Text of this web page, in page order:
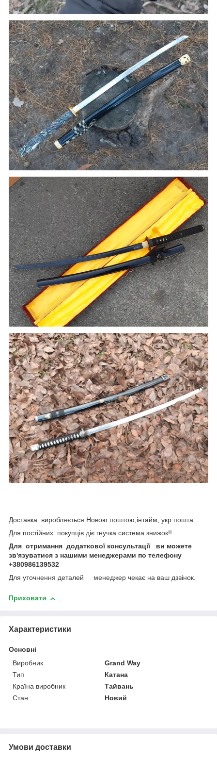
Доставка виробляється Новою поштою,інтайм, укр пошта
Для постійних покупців діє гнучка система знижок!!
Для отримання додаткової консультації ви можете
зв'язуватися з нашими менеджерами по телефону
+380986139532
Для уточнення деталей менеджер чекає на ваш дзвінок.
Приховати
Характеристики
Основні
Виробник
Grand Way
Тип
Катана
Країна виробник
Тайвань
Стан
Новий
Умови доставки